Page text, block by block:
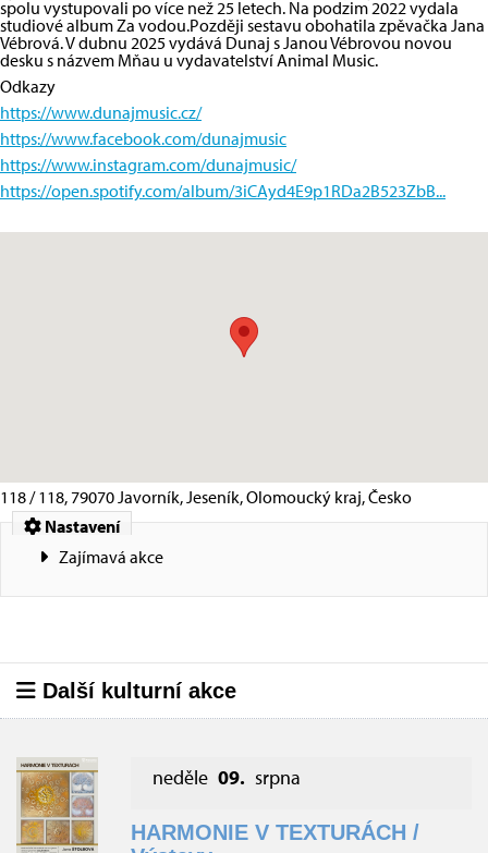
spolu vystupovali po více než 25 letech. Na podzim 2022 vydala
studiové album Za vodou.Později sestavu obohatila zpěvačka Jana
Vébrová. V dubnu 2025 vydává Dunaj s Janou Vébrovou novou
desku s názvem Mňau u vydavatelství Animal Music.
Odkazy
https://www.dunajmusic.cz/
https://www.facebook.com/dunajmusic
https://www.instagram.com/dunajmusic/
https://open.spotify.com/album/3iCAyd4E9p1RDa2B523ZbB...
118 / 118, 79070 Javorník, Jeseník, Olomoucký kraj, Česko
Nastavení
Zajímavá akce
Další kulturní akce
neděle 09. srpna
HARMONIE V TEXTURÁCH /